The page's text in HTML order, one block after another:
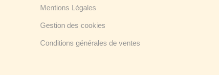
Mentions Légales
Gestion des cookies
Conditions générales de ventes